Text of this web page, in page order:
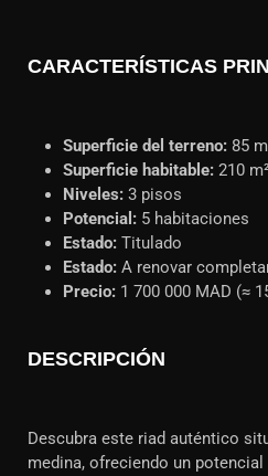
CARACTERÍSTICAS
Superficie del terreno: 85
Superficie habitable: 210 m²
Niveles: 3 pisos
Potencial: 5 habitaciones
Estado: Titulado
Estado: A renovar
Precio: 1 700 000 MAD (≈
DESCRIPCIÓN
Descubra este riad auténtico
medina, ofreciendo un